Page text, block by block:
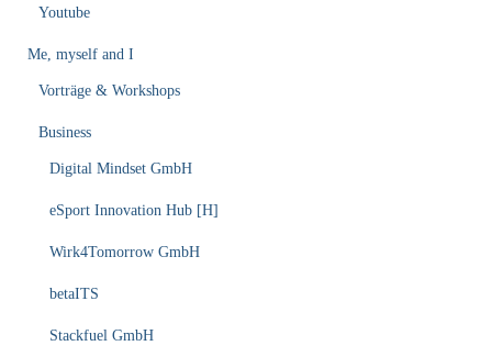
Youtube
Me, myself and I
Vorträge & Workshops
Business
Digital Mindset GmbH
eSport Innovation Hub [H]
Wirk4Tomorrow GmbH
betaITS
Stackfuel GmbH